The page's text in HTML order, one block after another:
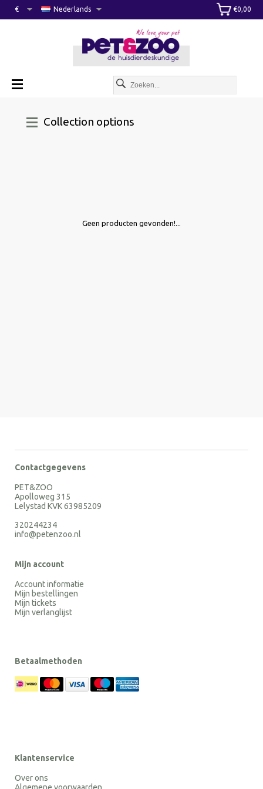
€0,00
Nederlands
€
Collection options
Geen producten gevonden!...
Contactgegevens
PET&ZOO
Apolloweg 315
Lelystad KVK 63985209
320244234
info@petenzoo.nl
Mijn account
Account informatie
Mijn bestellingen
Mijn tickets
Mijn verlanglijst
Betaalmethoden
Klantenservice
Over ons